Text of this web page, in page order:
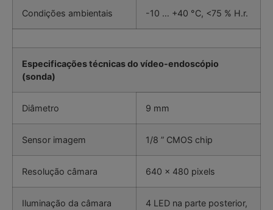
Condições ambientais -10 … +40 °C, <75 % H.r.
Especificações técnicas do vídeo-endoscópio
(sonda)
Diâmetro 9 mm
Sensor imagem 1/8 ” CMOS chip
Resolução câmara 640 x 480 pixels
Iluminação da câmara
4 LED na parte posterior,